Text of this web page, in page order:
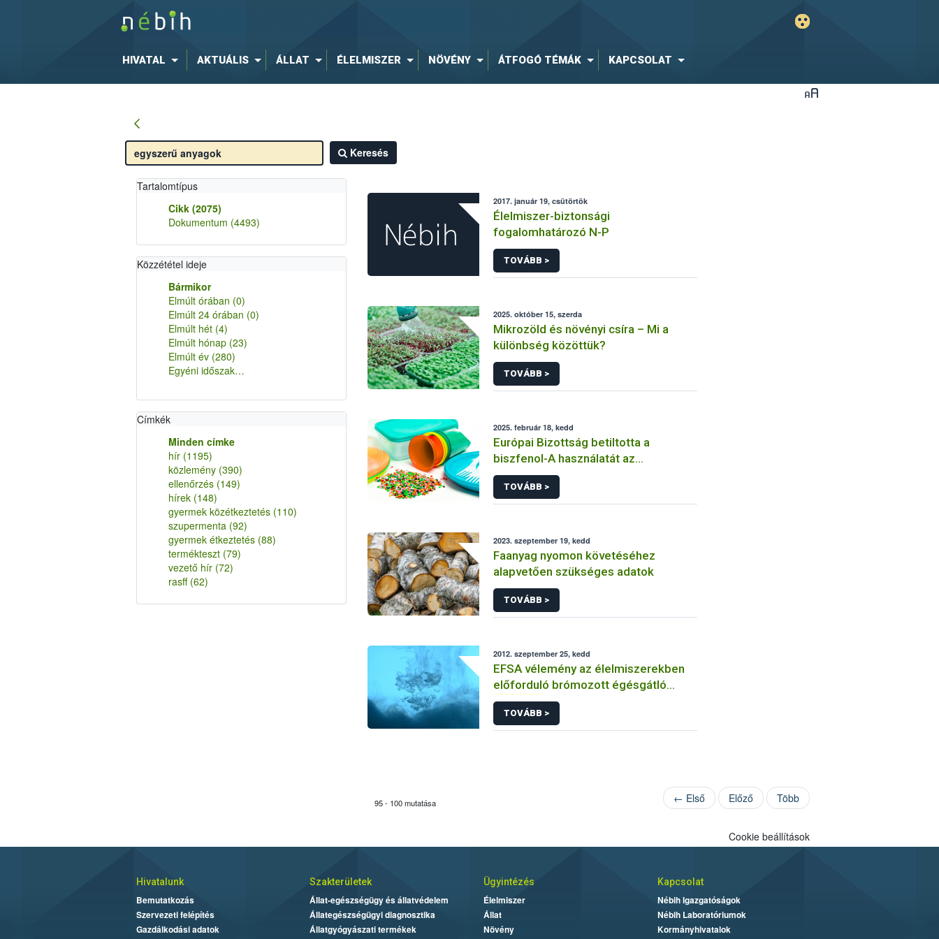
HIVATAL AKTUÁLIS ÁLLAT ÉLELMISZER NÖVÉNY ÁTFOGÓ TÉMÁK KAPCSOLAT
Keresés
Tartalomtípus
Cikk (2075)
Dokumentum (4493)
Közzététel ideje
Bármikor
Elmúlt órában (0)
Elmúlt 24 órában (0)
Elmúlt hét (4)
Elmúlt hónap (23)
Elmúlt év (280)
Egyéni időszak…
Címkék
Minden címke
hír (1195)
közlemény (390)
ellenőrzés (149)
hírek (148)
gyermek közétkeztetés (110)
szupermenta (92)
gyermek étkeztetés (88)
termékteszt (79)
vezető hír (72)
rasff (62)
2017. január 19, csütörtök
Élelmiszer-biztonsági
fogalomhatározó N-P
TOVÁBB >
2025. október 15, szerda
Mikrozöld és növényi csíra – Mi a
különbség közöttük?
TOVÁBB >
2025. február 18, kedd
Európai Bizottság betiltotta a
biszfenol-A használatát az
élelmiszerekkel érintkező
anyagokban
TOVÁBB >
2023. szeptember 19, kedd
Faanyag nyomon követéséhez
alapvetően szükséges adatok
TOVÁBB >
2012. szeptember 25, kedd
EFSA vélemény az élelmiszerekben
előforduló brómozott égésgátló
anyagokegy csoportjáról
TOVÁBB >
95 - 100 mutatása ← Első Előző Több
Cookie beállítások
Hivatalunk
Bemutatkozás
Szervezeti felépítés
Gazdálkodási adatok
Szakterületek
Állat-egészségügy és állatvédelem
Állategészségügyi diagnosztika
Állatgyógyászati termékek
Ügyintézés
Élelmiszer
Állat
Növény
Kapcsolat
Nébih Igazgatóságok
Nébih Laboratóriumok
Kormányhivatalok